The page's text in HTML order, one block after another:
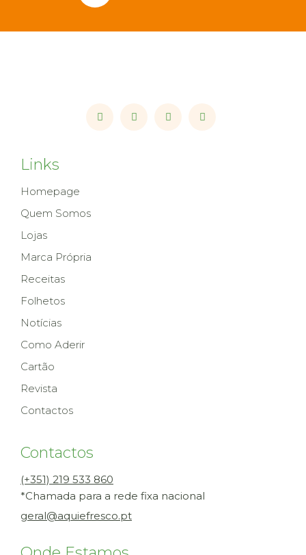
Links
Homepage
Quem Somos
Lojas
Marca Própria
Receitas
Folhetos
Notícias
Como Aderir
Cartão
Revista
Contactos
Contactos
(+351) 219 533 860
*Chamada para a rede fixa nacional
geral@aquiefresco.pt